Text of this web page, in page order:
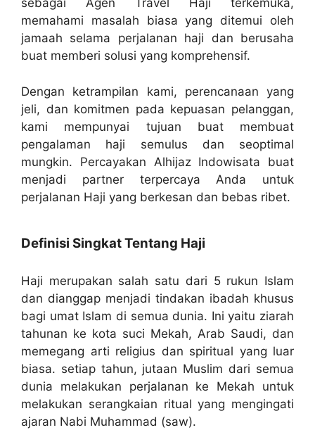
sebagai Agen Travel Haji terkemuka,
memahami masalah biasa yang ditemui oleh
jamaah selama perjalanan haji dan berusaha
buat memberi solusi yang komprehensif.
Dengan ketrampilan kami, perencanaan yang
jeli, dan komitmen pada kepuasan pelanggan,
kami mempunyai tujuan buat membuat
pengalaman haji semulus dan seoptimal
mungkin. Percayakan Alhijaz Indowisata buat
menjadi partner terpercaya Anda untuk
perjalanan Haji yang berkesan dan bebas ribet.
Definisi Singkat Tentang Haji
Haji merupakan salah satu dari 5 rukun Islam
dan dianggap menjadi tindakan ibadah khusus
bagi umat Islam di semua dunia. Ini yaitu ziarah
tahunan ke kota suci Mekah, Arab Saudi, dan
memegang arti religius dan spiritual yang luar
biasa. setiap tahun, jutaan Muslim dari semua
dunia melakukan perjalanan ke Mekah untuk
melakukan serangkaian ritual yang mengingati
ajaran Nabi Muhammad (saw).